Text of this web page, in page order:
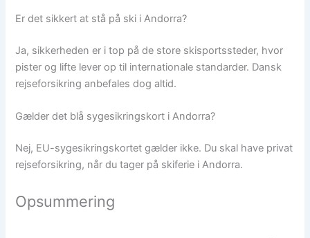
Er det sikkert at stå på ski i Andorra?
Ja, sikkerheden er i top på de store skisportssteder, hvor
pister og lifte lever op til internationale standarder. Dansk
rejseforsikring anbefales dog altid.
Gælder det blå sygesikringskort i Andorra?
Nej, EU-sygesikringskortet gælder ikke. Du skal have privat
rejseforsikring, når du tager på skiferie i Andorra.
Opsummering